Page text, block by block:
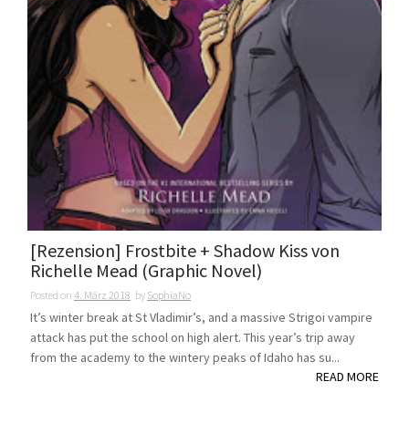
[Rezension] Frostbite + Shadow Kiss von
Richelle Mead (Graphic Novel)
Posted on 4. März 2018 by SophiaNo
It’s winter break at St Vladimir’s, and a massive Strigoi vampire
attack has put the school on high alert. This year’s trip away
from the academy to the wintery peaks of Idaho has su...
READ MORE